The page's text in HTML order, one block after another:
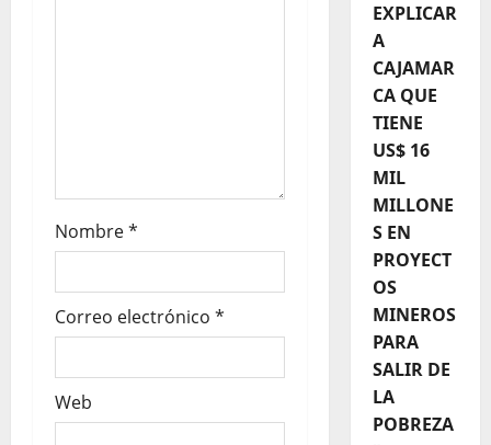
Nombre*
Correo electrónico *
Web
EXPLICAR
A
CAJAMAR
CA QUE
TIENE
US$ 16
MIL
MILLONE
S EN
PROYECT
OS
MINEROS
PARA
SALIR DE
LA
POBREZA